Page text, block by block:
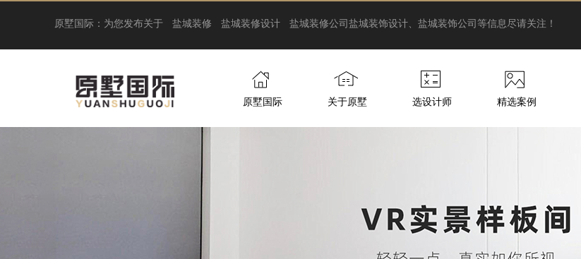
原墅国际：为您发布关于 盐城装修 盐城装修设计 盐城装修公司 盐城装饰设计、盐城装饰公司等信息尽请关注！
原墅国际 关于原墅 选设计师 精选案例